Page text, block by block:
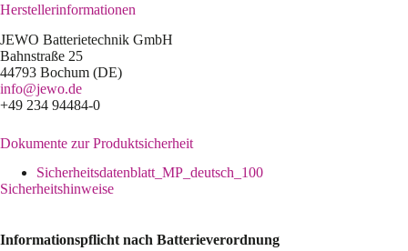
Herstellerinformationen
JEWO Batterietechnik GmbH
Bahnstraße 25
44793 Bochum (DE)
info@jewo.de
+49 234 94484-0
Dokumente zur Produktsicherheit
Sicherheitsdatenblatt_MP_deutsch_100
Sicherheitshinweise
Informationspflicht nach Batterieverordnung